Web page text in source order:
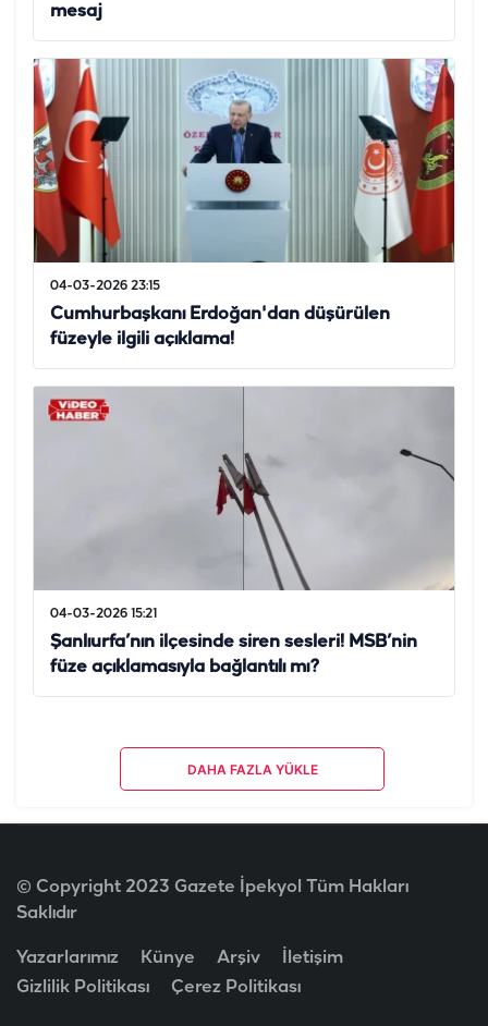
mesaj
04-03-2026 23:15
Cumhurbaşkanı Erdoğan'dan düşürülen
füzeyle ilgili açıklama!
04-03-2026 15:21
Şanlıurfa’nın ilçesinde siren sesleri! MSB’nin
füze açıklamasıyla bağlantılı mı?
DAHA FAZLA YÜKLE
© Copyright 2023 Gazete İpekyol Tüm Hakları
Saklıdır
Yazarlarımız Künye Arşiv
İletişim
Gizlilik Politikası
Çerez Politikası